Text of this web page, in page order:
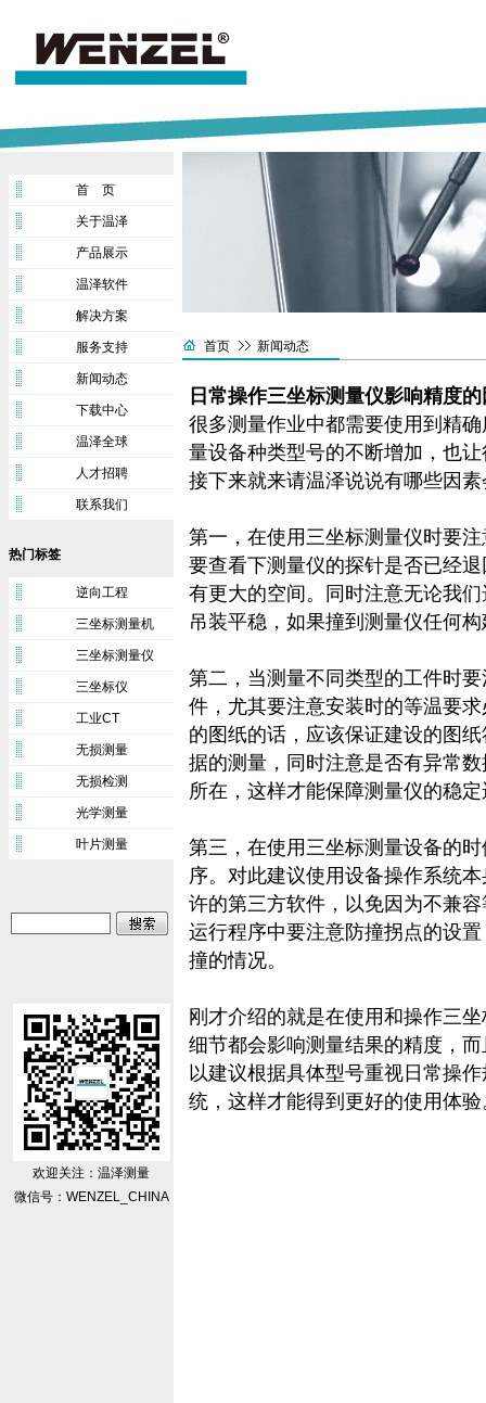
首 页
关于温泽
产品展示
温泽软件
解决方案
服务支持
新闻动态
下载中心
温泽全球
人才招聘
联系我们
热门标签
逆向工程
三坐标测量机
三坐标测量仪
三坐标仪
工业CT
无损测量
无损检测
光学测量
叶片测量
欢迎关注：温泽测量
微信号：WENZEL_CHINA
首页 新闻动态
日常操作三坐标测量仪影响精度
很多测量作业中都需要使用到精
量设备种类型号的不断增加，也
接下来就来请温泽说说有哪些因
第一，在使用三坐标测量仪时要
要查看下测量仪的探针是否已经
有更大的空间。同时注意无论我
吊装平稳，如果撞到测量仪任何
第二，当测量不同类型的工件时
件，尤其要注意安装时的等温要
的图纸的话，应该保证建设的图
据的测量，同时注意是否有异常
所在，这样才能保障测量仪的稳
第三，在使用三坐标测量设备的
序。对此建议使用设备操作系统
许的第三方软件，以免因为不兼
运行程序中要注意防撞拐点的设
撞的情况。
刚才介绍的就是在使用和操作三坐
细节都会影响测量结果的精度，
以建议根据具体型号重视日常操
统，这样才能得到更好的使用体验